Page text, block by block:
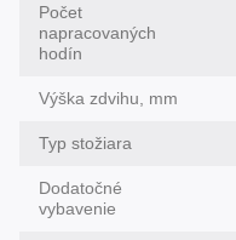
Počet
napracovaných
hodín
Výška zdvihu, mm
Typ stožiara
Dodatočné
vybavenie